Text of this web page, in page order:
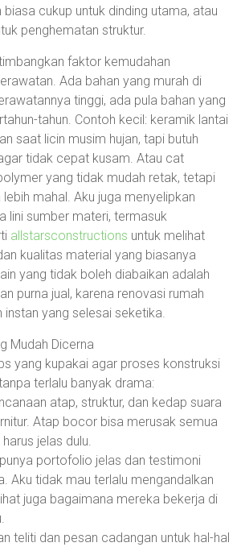
cukup untuk dinding utama, atau
penghematan struktur.
faktor kemudahan
Ada bahan yang murah di
tinggi, ada pula bahan yang
tahun. Contoh kecil: keramik lantai
saat licin musim hujan, tapi butuh
tidak cepat kusam. Atau cat
yang tidak mudah retak, tetapi
mahal. Aku juga menyelipkan
lini sumber materi, termasuk
allstarsconstructions untuk melihat
kualitas material yang biasanya
yang tidak boleh diabaikan adalah
purna jual, karena renovasi rumah
instan yang selesai seketika.
Mudah Dicerna
yang kupakai agar proses konstruksi
terlalu banyak drama:
atap, struktur, dan kedap suara
Atap bocor bisa merusak semua
jelas dulu.
portofolio jelas dan testimoni
Aku tidak mau terlalu mengandalkan
juga bagaimana mereka bekerja di
teliti dan pesan cadangan untuk hal-hal